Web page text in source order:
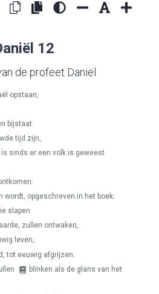
12
de profeet Daniël
opstaan,
bijstaat.
tijd zijn,
sinds er een volk is geweest
wordt, opgeschreven in het boek.
slapen
zullen ontwaken,
leven,
tot eeuwig afgrijzen.
blinken als de glans van het